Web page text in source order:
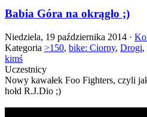
Babia Góra na okrągło ;)
Niedziela, 19 października 2014 ·
Kategoria >150, bike: Ciorny, Drogi,
kimś
Uczestnicy
Nowy kawałek Foo Fighters, czyli
hołd R.J.Dio ;)